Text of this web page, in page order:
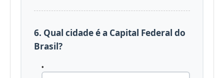
6. Qual cidade é a Capital Federal do
Brasil?